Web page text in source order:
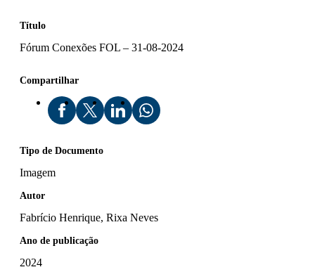
Título
Fórum Conexões FOL – 31-08-2024
Compartilhar
Tipo de Documento
Imagem
Autor
Fabrício Henrique, Rixa Neves
Ano de publicação
2024